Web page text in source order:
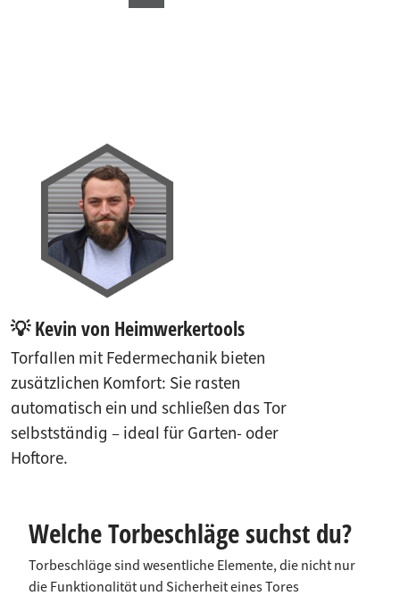
💡 Kevin von Heimwerkertools
Torfallen mit Federmechanik bieten
zusätzlichen Komfort: Sie rasten
automatisch ein und schließen das Tor
selbstständig – ideal für Garten- oder
Hoftore.
Welche Torbeschläge suchst du?
Torbeschläge sind wesentliche Elemente, die nicht nur
die Funktionalität und Sicherheit eines Tores